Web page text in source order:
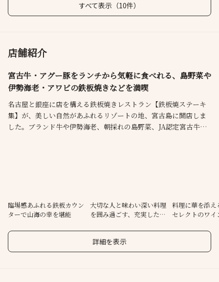
すべて表示（10件）
店舗紹介
宮古牛・アグー豚をランチから気軽に食べれる、島野菜や
伊勢海老・アワビの鉄板焼きなどを満喫
名古屋と銀座に店を構える鉄板焼きレストラン【鉄板焼ステーキ
集】が、美しい自然があふれるリゾートの地、宮古島に開店しま
した。ブランド牛や伊勢海老、朝採れの島野菜、JA認定宮古牛を
臨場感あふれる鉄板カウン
ターで山海の幸を堪能
大切な人と味わい深い料理
を囲み過ごす、充実したひ
料理に華を添え
セレクトのワイ
詳細を表示